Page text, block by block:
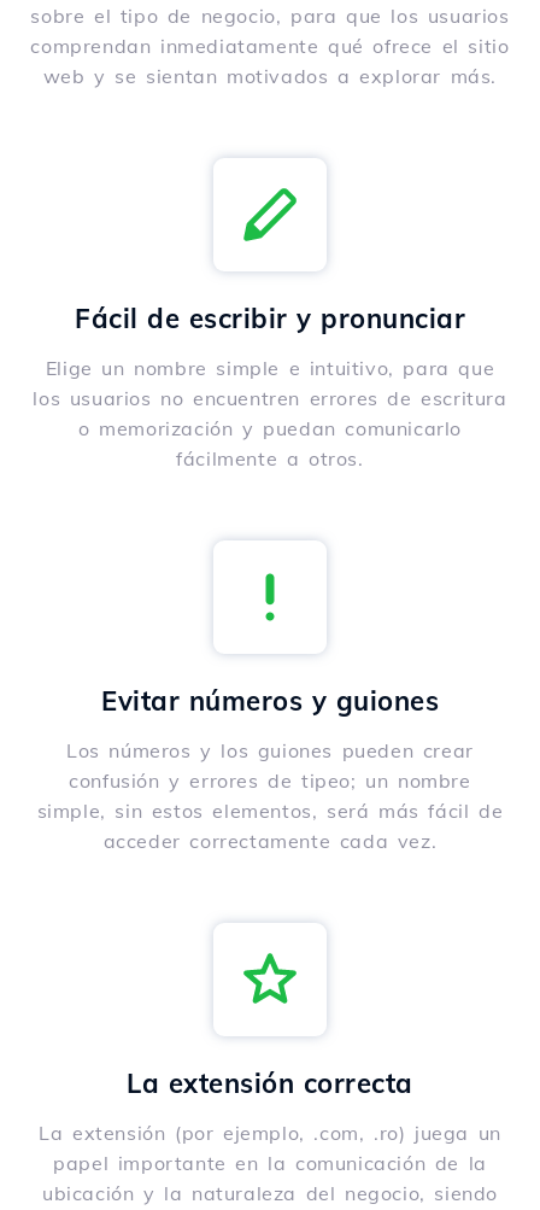
sobre el tipo de negocio, para que los usuarios
comprendan inmediatamente qué ofrece el sitio
web y se sientan motivados a explorar más.
Fácil de escribir y pronunciar
Elige un nombre simple e intuitivo, para que
los usuarios no encuentren errores de escritura
o memorización y puedan comunicarlo
fácilmente a otros.
Evitar números y guiones
Los números y los guiones pueden crear
confusión y errores de tipeo; un nombre
simple, sin estos elementos, será más fácil de
acceder correctamente cada vez.
La extensión correcta
La extensión (por ejemplo, .com, .ro) juega un
papel importante en la comunicación de la
ubicación y la naturaleza del negocio, siendo